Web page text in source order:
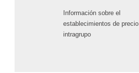
Información sobre el
establecimientos de precio
intragrupo